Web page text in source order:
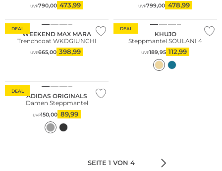
UVP790,00 473,99 UVP799,00 478,99
DEAL
WEEKEND MAX MARA
Trenchcoat WKDGIUNCHI
UVP665,00 398,99
DEAL
KHUJO
Steppmantel SOULANI 4
UVP189,95 112,99
DEAL
ADIDAS ORIGINALS
Damen Steppmantel
UVP150,00 89,99
SEITE 1 VON 4